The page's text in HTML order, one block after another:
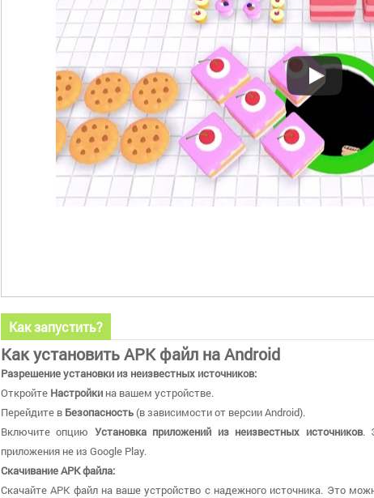
Как запустить?
Как установить APK файл на Android
Разрешение установки из неизвестных источников:
Откройте Настройки на вашем устройстве.
Перейдите в Безопасность (в зависимости от версии Android).
Включите опцию Установка приложений из неизвестных источников.
приложения не из Google Play.
Скачивание APK файла:
Скачайте APK файл на ваше устройство с надежного источника. Это